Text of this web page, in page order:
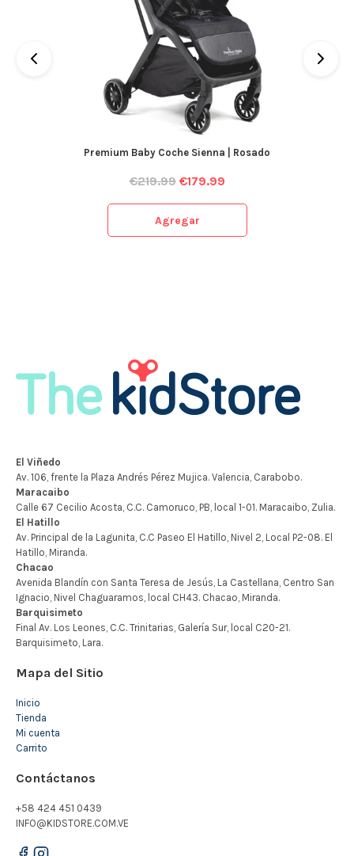
Premium Baby Coche Sienna | Rosado
€219.99 €179.99
Agregar
Mapa del Sitio
Inicio
Tienda
Mi cuenta
Carrito
Contáctanos
+58 424 451 0439
INFO@KIDSTORE.COM.VE